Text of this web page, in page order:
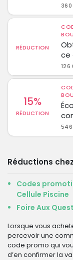
360
RÉDUCTION
ce
126
15%
RÉDUCTION
546
Réductions
Codes
Cellule Piscine
Foire Aux
Lorsque vous
percevoir une
code promo qui
d’en confirmer la